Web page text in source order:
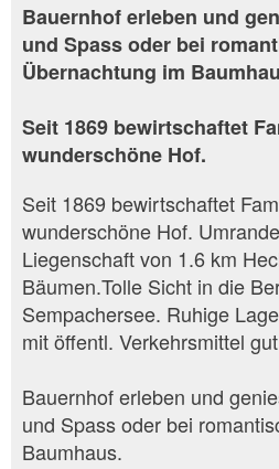
Bauernhof erleben und
und Spass oder bei
Übernachtung im
Seit 1869 bewirtschaftet
wunderschöne Hof.
Seit 1869 bewirtschaftet
wunderschöne Hof.
Liegenschaft von 1.6 km
Bäumen.Tolle Sicht in die
Sempachersee. Ruhige
mit öffentl. Verkehrsmittel
Bauernhof erleben und
und Spass oder bei
Baumhaus.